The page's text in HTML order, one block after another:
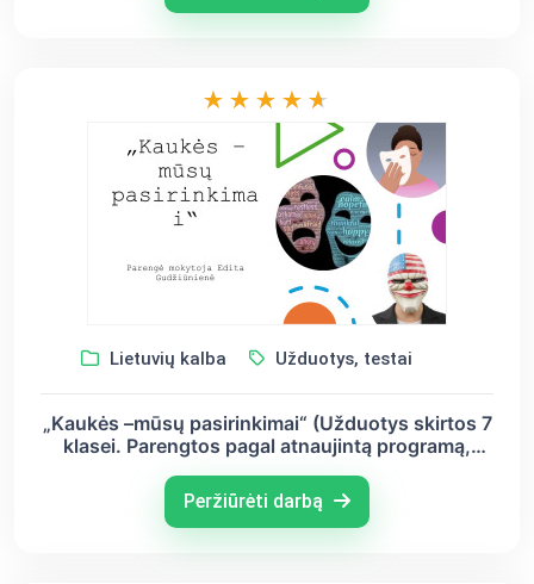
Lietuvių kalba Užduotys, testai
„Kaukės –mūsų pasirinkimai“ (Užduotys skirtos 7
klasei. Parengtos pagal atnaujintą programą,
Peržiūrėti darbą